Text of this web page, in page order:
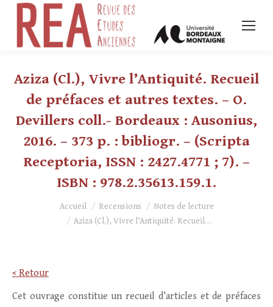
Aziza (Cl.), Vivre l’Antiquité. Recueil
de préfaces et autres textes. – O.
Devillers coll.- Bordeaux : Ausonius,
2016. – 373 p. : bibliogr. – (Scripta
Receptoria, ISSN : 2427.4771 ; 7). –
ISBN : 978.2.35613.159.1.
Vous êtes ici :Accueil Recensions
Notes de lecture
Aziza (Cl.), Vivre l’Antiquité. Recueil…
< Retour
Cet ouvrage constitue un recueil d’articles et de préfaces